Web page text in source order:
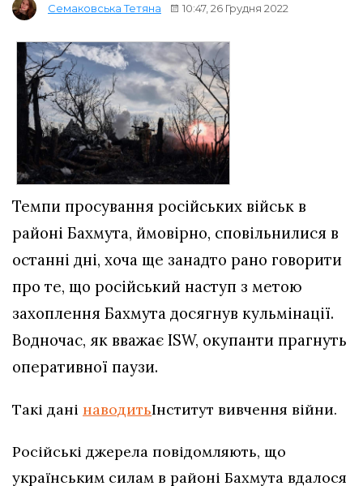
Семаковська Тетяна 10:47, 26 Грудня 2022
Темпи просування російських військ в
районі Бахмута, ймовірно, сповільнилися в
останні дні, хоча ще занадто рано говорити
про те, що російський наступ з метою
захоплення Бахмута досягнув кульмінації.
Водночас, як вважає ISW, окупанти прагнуть
оперативної паузи.
Такі дані наводитьІнститут вивчення війни.
Російські джерела повідомляють, що
українським силам в районі Бахмута вдалося